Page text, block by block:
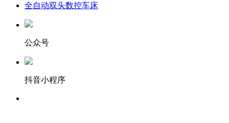
全自动双头数控车床
公众号
抖音小程序